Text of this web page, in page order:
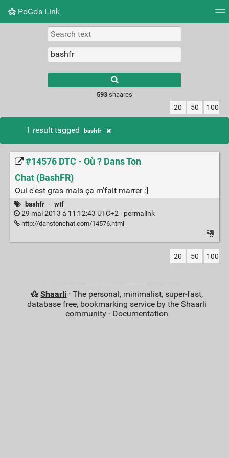
PoGo's Link
Picture wall
results.
593shaares
20 50 100
1 result tagged bashfr
#14576 DTC - Où ? Dans Ton
Chat (BashFR)
Oui c'est gras mais ça m'fait marrer :]
bashfr · wtf
29 mai 2013 à 11:12:43 UTC+2 · permalink
http://danstonchat.com/14576.html
20 50 100
Shaarli · The personal, minimalist, super-fast,
database free, bookmarking service by the Shaarli
community · Documentation